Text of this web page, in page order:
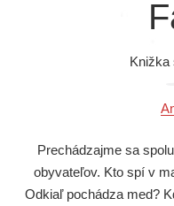
Knižka
Prechádzajme sa
obyvateľov. Kto spí v
Odkiaľ pochádza med?